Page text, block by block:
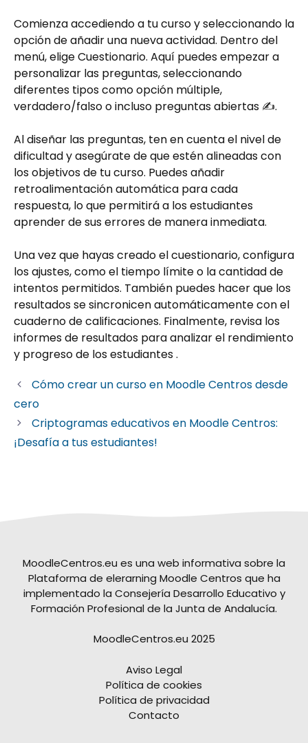
Comienza accediendo a tu curso y seleccionando la
opción de añadir una nueva actividad. Dentro del
menú, elige Cuestionario. Aquí puedes empezar a
personalizar las preguntas, seleccionando
diferentes tipos como opción múltiple,
verdadero/falso o incluso preguntas abiertas ✍️.
Al diseñar las preguntas, ten en cuenta el nivel de
dificultad y asegúrate de que estén alineadas con
los objetivos de tu curso. Puedes añadir
retroalimentación automática para cada
respuesta, lo que permitirá a los estudiantes
aprender de sus errores de manera inmediata.
Una vez que hayas creado el cuestionario, configura
los ajustes, como el tiempo límite o la cantidad de
intentos permitidos. También puedes hacer que los
resultados se sincronicen automáticamente con el
cuaderno de calificaciones. Finalmente, revisa los
informes de resultados para analizar el rendimiento
y progreso de los estudiantes .
Cómo crear un curso en Moodle Centros desde
cero
Criptogramas educativos en Moodle Centros:
¡Desafía a tus estudiantes!
MoodleCentros.eu es una web informativa sobre la
Plataforma de elerarning Moodle Centros que ha
implementado la Consejería Desarrollo Educativo y
Formación Profesional de la Junta de Andalucía.
MoodleCentros.eu 2025
Aviso Legal
Política de cookies
Política de privacidad
Contacto